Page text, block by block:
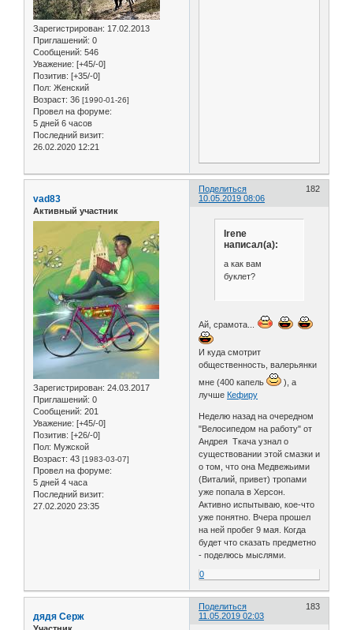
Зарегистрирован: 17.02.2013
Приглашений: 0
Сообщений: 546
Уважение: [+45/-0]
Позитив: [+35/-0]
Пол: Женский
Возраст: 36 [1990-01-26]
Провел на форуме:
5 дней 6 часов
Последний визит:
26.02.2020 12:21
Поделиться
182
10.05.2019 08:06
vad83
Активный участник
Зарегистрирован: 24.03.2017
Приглашений: 0
Сообщений: 201
Уважение: [+45/-0]
Позитив: [+26/-0]
Пол: Мужской
Возраст: 43 [1983-03-07]
Провел на форуме:
5 дней 4 часа
Последний визит:
27.02.2020 23:35
Irene
написал(а):
а как вам
буклет?
Ай, срамота...
И куда смотрит
общественность, валерьянки
мне (400 капель
), а
лучше Кефиру
Неделю назад на очередном
"Велосипедом на работу" от
Андрея Ткача узнал о
существовании этой смазки и
о том, что она Медвежьими
(Виталий, привет) тропами
уже попала в Херсон.
Активно испытываю, кое-что
уже понятно. Вчера прошел
на ней пробег 9 мая. Когда
будет что сказать предметно
- поделюсь мыслями.
0
Поделиться
183
11.05.2019 02:03
дядя Серж